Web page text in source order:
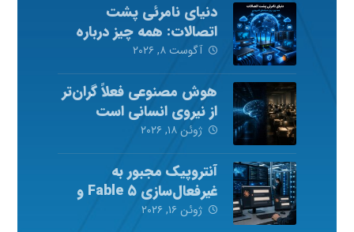
دنیای نامرئی پشت
اتصالات: همه چیز درباره
شبکه‌های کامپیوتری
آگوست ۸, ۲۰۲۶
هوش مصنوعی فعلاً گران‌تر
از نیروی انسانی است
ژوئن ۱۸, ۲۰۲۶
آنتروپیک مجبور به
غیرفعال‌سازی Fable ۵ و
Mythos ۵ شد
ژوئن ۱۶, ۲۰۲۶